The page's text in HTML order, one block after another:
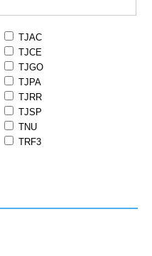
TJAC
TJCE
TJGO
TJPA
TJRR
TJSP
TNU
TRF3